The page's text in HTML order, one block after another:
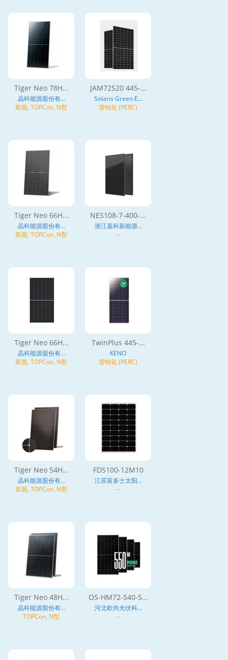
Tiger Neo 78H...
晶科能源股份有...
双面, TOPCon, N型
JAM72S20 445-...
Solaris Green E...
背钝化 (PERC)
Tiger Neo 66H...
晶科能源股份有...
双面, TOPCon, N型
NES108-7-400-...
浙江嘉科新能源...
--
Tiger Neo 66H...
晶科能源股份有...
双面, TOPCon, N型
TwinPlus 445-...
KENO
背钝化 (PERC)
Tiger Neo 54H...
晶科能源股份有...
双面, TOPCon, N型
FDS100-12M10
江苏富多士太阳...
--
Tiger Neo 48H...
晶科能源股份有...
TOPCon, N型
OS-HM72-540-5...
河北欧尚光伏科...
--